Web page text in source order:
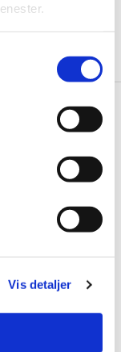
Vis detaljer